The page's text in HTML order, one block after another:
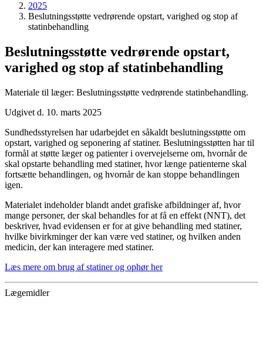
2025
Beslutningsstøtte vedrørende opstart, varighed og stop af
statinbehandling
Beslutningsstøtte vedrørende opstart,
varighed og stop af statinbehandling
Materiale til læger: Beslutningsstøtte vedrørende statinbehandling.
Udgivet d. 10. marts 2025
Sundhedsstyrelsen har udarbejdet en såkaldt beslutningsstøtte om
opstart, varighed og seponering af statiner. Beslutningsstøtten har til
formål at støtte læger og patienter i overvejelserne om, hvornår de
skal opstarte behandling med statiner, hvor længe patienterne skal
fortsætte behandlingen, og hvornår de kan stoppe behandlingen
igen.
Materialet indeholder blandt andet grafiske afbildninger af, hvor
mange personer, der skal behandles for at få en effekt (NNT), det
beskriver, hvad evidensen er for at give behandling med statiner,
hvilke bivirkminger der kan være ved statiner, og hvilken anden
medicin, der kan interagere med statiner.
Læs mere om brug af statiner og ophør her
Lægemidler